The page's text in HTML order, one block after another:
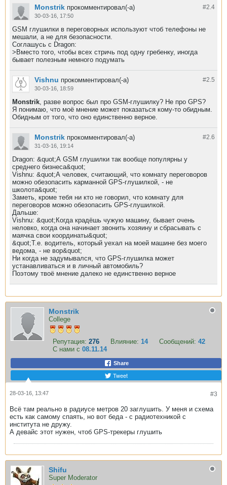
#2.4
Monstrik прокомментировал(-а)
30-03-16, 17:50
GSM глушилки в переговорных используют чтоб телефоны не
мешали, а не для безопасности.
Соглашусь с Dragon:
>Вместо того, чтобы всех стричь под одну гребенку, иногда
бывает полезным немного подумать
#2.5
Vishnu прокомментировал(-а)
30-03-16, 18:59
Monstrik, разве вопрос был про GSM-глушилку? Не про GPS?
Я понимаю, что моё мнение может показаться кому-то обидным.
Обидным от того, что оно единственно верное.
#2.6
Monstrik прокомментировал(-а)
31-03-16, 19:14
Dragon: &quot;А GSM глушилки так вообще популярны у
среднего бизнеса&quot;
Vishnu: &quot;А человек, считающий, что комнату переговоров
можно обезопасить карманной GPS-глушилкой, - не
школота&quot;
Заметь, кроме тебя ни кто не говорил, что комнату для
переговоров можно обезопасить GPS-глушилкой.
Дальше:
Vishnu: &quot;Когда крадёшь чужую машину, бывает очень
неловко, когда она начинает звонить хозяину и сбрасывать с
маячка свои координаты&quot;
&quot;Т.е. водитель, который уехал на моей машине без моего
ведома, - не вор&quot;
Ни когда не задумывался, что GPS-глушилка может
устанавливаться и в личный автомобиль?
Поэтому твоё мнение далеко не единственно верное
Monstrik
College
Репутация: 276 Влияние: 14 Сообщений: 42
С нами с 08.11.14
Share
Tweet
#3
28-03-16, 13:47
Всё там реально в радиусе метров 20 заглушить. У меня и схема
есть как самому спаять, но вот беда - с радиотехникой с
института не дружу.
А девайс этот нужен, чтоб GPS-трекеры глушить
Shifu
Super Moderator